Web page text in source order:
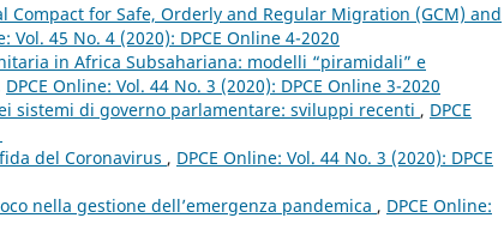
Compact for Safe, Orderly and Regular Migration (GCM) and
Vol. 45 No. 4 (2020): DPCE Online 4-2020
in Africa Subsahariana: modelli “piramidali” e
DPCE Online: Vol. 44 No. 3 (2020): DPCE Online 3-2020
sistemi di governo parlamentare: sviluppi recenti , DPCE
del Coronavirus , DPCE Online: Vol. 44 No. 3 (2020): DPCE
nella gestione dell’emergenza pandemica , DPCE Online: